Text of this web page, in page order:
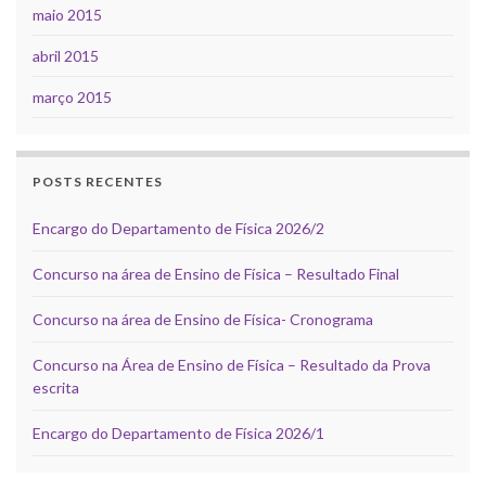
maio 2015
abril 2015
março 2015
POSTS RECENTES
Encargo do Departamento de Física 2026/2
Concurso na área de Ensino de Física – Resultado Final
Concurso na área de Ensino de Física- Cronograma
Concurso na Área de Ensino de Física – Resultado da Prova
escrita
Encargo do Departamento de Física 2026/1